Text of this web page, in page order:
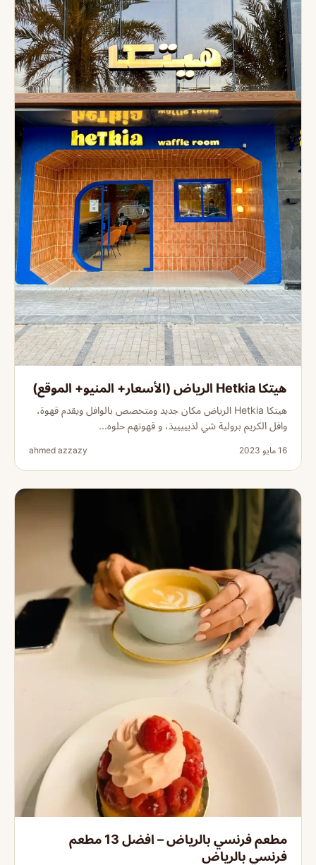
هيتكا Hetkia الرياض (الأسعار+ المنيو+ الموقع)
هيتكا Hetkia الرياض مكان جديد ومتخصص بالوافل ويقدم قهوة،
وافل الكريم برولية شي لذيييييذ، و قهوتهم حلوه...
16 مايو 2023 ahmed azzazy
مطعم فرنسي بالرياض – افضل 13 مطعم
فرنسي بالرياض